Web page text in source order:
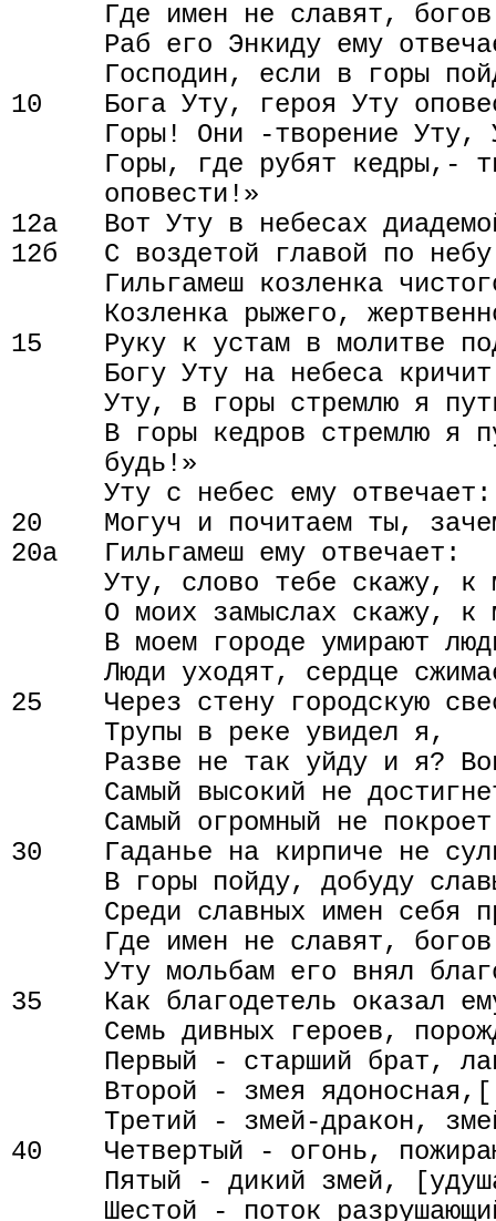
Где имен не славят,
Раб его Энкиду ему
Господин, если в горы
10    Бога Уту, героя Уту
Горы! Они -творение Уту,
Горы, где рубят кедры,-
      оповести!»
12а   Вот Уту в небесах
12б   С воздетой главой по
Гильгамеш козленка
Козленка рыжего,
15    Руку к устам в молитве
Богу Уту на небеса
Уту, в горы стремлю я
В горы кедров стремлю я
      будь!»
      Уту с небес ему отвечает:
20    Могуч и почитаем ты,
20а   Гильгамеш ему отвечает:
Уту, слово тебе скажу, к
О моих замыслах скажу, к
В моем городе умирают
Люди уходят, сердце
25    Через стену городскую
      Трупы в реке увидел я,
Разве не так уйду и я?
Самый высокий не
Самый огромный не
30    Гаданье на кирпиче не
В горы пойду, добуду
Среди славных имен себя
Где имен не славят,
Уту мольбам его внял
35    Как благодетель оказал
Семь дивных героев,
Первый - старший брат,
Второй - змея
Третий - змей-дракон,
40    Четвертый - огонь,
Пятый - дикий змей,
Шестой - поток